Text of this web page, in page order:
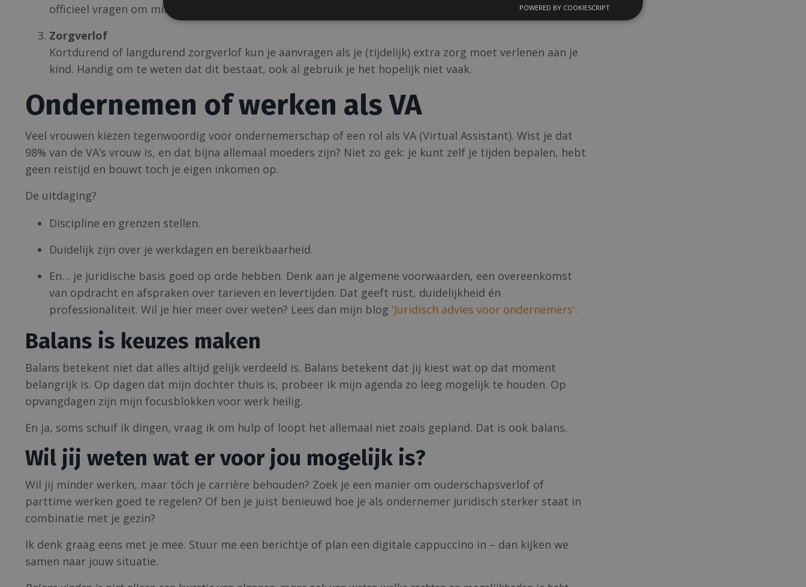
officieel vragen om minder (of juist meer) uren te werken. Je werkgever mag dit niet zomaar weigeren.
Zorgverlof
Kortdurend of langdurend zorgverlof kun je aanvragen als je (tijdelijk) extra zorg moet verlenen aan je
kind. Handig om te weten dat dit bestaat, ook al gebruik je het hopelijk niet vaak.
Ondernemen of werken als VA
Veel vrouwen kiezen tegenwoordig voor ondernemerschap of een rol als VA (Virtual Assistant). Wist je dat
98% van de VA’s vrouw is, en dat bijna allemaal moeders zijn? Niet zo gek: je kunt zelf je tijden bepalen, hebt
geen reistijd en bouwt toch je eigen inkomen op.
De uitdaging?
Discipline en grenzen stellen.
Duidelijk zijn over je werkdagen en bereikbaarheid.
En… je juridische basis goed op orde hebben. Denk aan je algemene voorwaarden, een overeenkomst
van opdracht en afspraken over tarieven en levertijden. Dat geeft rust, duidelijkheid én
professionaliteit. Wil je hier meer over weten? Lees dan mijn blog 'Juridisch advies voor ondernemers'.
Balans is keuzes maken
Balans betekent niet dat alles altijd gelijk verdeeld is. Balans betekent dat jij kiest wat op dat moment
belangrijk is. Op dagen dat mijn dochter thuis is, probeer ik mijn agenda zo leeg mogelijk te houden. Op
opvangdagen zijn mijn focusblokken voor werk heilig.
En ja, soms schuif ik dingen, vraag ik om hulp of loopt het allemaal niet zoals gepland. Dat is ook balans.
Wil jij weten wat er voor jou mogelijk is?
Wil jij minder werken, maar tóch je carrière behouden? Zoek je een manier om ouderschapsverlof of
parttime werken goed te regelen? Of ben je juist benieuwd hoe je als ondernemer juridisch sterker staat in
combinatie met je gezin?
Ik denk graag eens met je mee. Stuur me een berichtje of plan een digitale cappuccino in – dan kijken we
samen naar jouw situatie.
POWERED BY COOKIESCRIPT